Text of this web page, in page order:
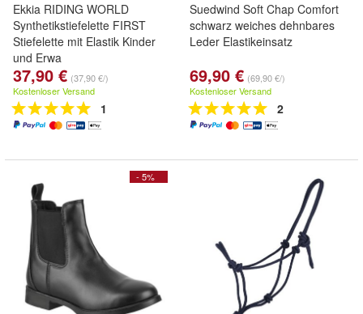
Ekkia RIDING WORLD
Synthetikstiefelette FIRST
Stiefelette mit Elastik Kinder
und Erwa
37,90 € (37,90 €/)
Kostenloser Versand
1
Suedwind Soft Chap Comfort
schwarz weiches dehnbares
Leder Elastikeinsatz
69,90 € (69,90 €/)
Kostenloser Versand
2
- 5%